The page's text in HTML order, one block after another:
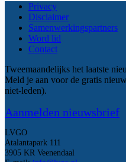
weet
wat
van
wie?
Privacy
Disclaimer
Samenwerkingspartners
Word lid
Contact
Tweemaandelijks het laatste
Meld je aan voor de gratis
niet-leden).
Aanmelden nieuwsbrief
LVGO
Atalantapark 111
3905 KR Veenendaal